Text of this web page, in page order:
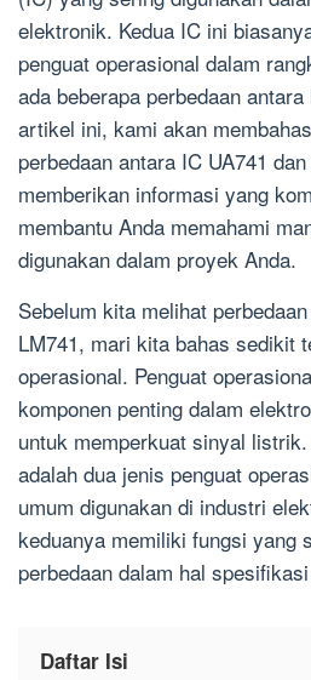
elektronik. Kedua IC ini
penguat operasional dalam
ada beberapa perbedaan
artikel ini, kami akan
perbedaan antara IC UA741
memberikan informasi yang
membantu Anda memahami
digunakan dalam proyek Anda.
Sebelum kita melihat
LM741, mari kita bahas sedikit
operasional. Penguat
komponen penting dalam
untuk memperkuat sinyal listrik.
adalah dua jenis penguat
umum digunakan di industri
keduanya memiliki fungsi yang
perbedaan dalam hal
Daftar Isi